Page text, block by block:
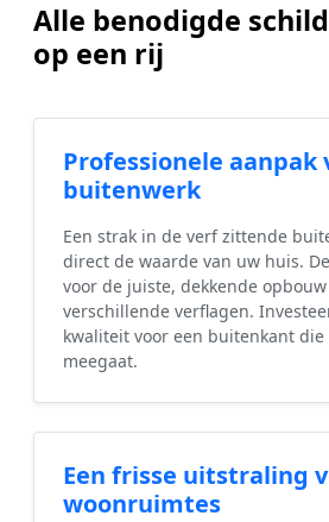
Alle benodigde
op een rij
Professionele aanpak
buitenwerk
Een strak in de verf zittende
direct de waarde van uw huis.
voor de juiste, dekkende
verschillende verflagen.
kwaliteit voor een buitenkant die
meegaat.
Een frisse uitstraling
woonruimtes